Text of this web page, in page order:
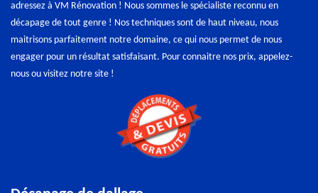
adressez à VM Rénovation ! Nous sommes le spécialiste reconnu en
décapage de tout genre ! Nos techniques sont de haut niveau, nous
maitrisons parfaitement notre domaine, ce qui nous permet de nous
engager pour un résultat satisfaisant. Pour connaitre nos prix, appelez-
nous ou visitez notre site !